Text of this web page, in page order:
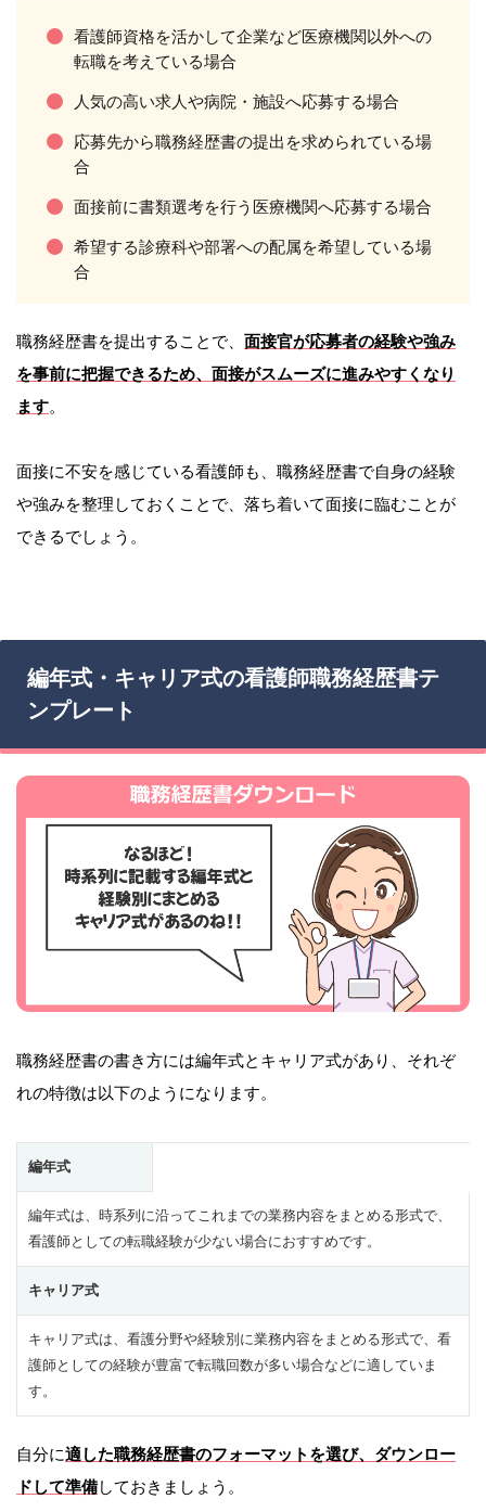
看護師資格を活かして企業など医療機関以外への
転職を考えている場合
人気の高い求人や病院・施設へ応募する場合
応募先から職務経歴書の提出を求められている場
合
面接前に書類選考を行う医療機関へ応募する場合
希望する診療科や部署への配属を希望している場
合
職務経歴書を提出することで、 面接官が応募者の経験や強み
を事前に把握できるため、面接がスムーズに進みやすくなり
ます。
面接に不安を感じている看護師も、職務経歴書で自身の経験
や強みを整理しておくことで、落ち着いて面接に臨むことが
できるでしょう。
編年式・キャリア式の看護師職務経歴書テ
ンプレート
職務経歴書の書き方には編年式とキャリア式があり、それぞ
れの特徴は以下のようになります。
編年式
編年式は、時系列に沿ってこれまでの業務内容をまとめる形式で、
看護師としての転職経験が少ない場合におすすめです。
キャリア式
キャリア式は、看護分野や経験別に業務内容をまとめる形式で、看
護師としての経験が豊富で転職回数が多い場合などに適していま
す。
自分に適した職務経歴書のフォーマットを選び、ダウンロー
ドして準備しておきましょう。